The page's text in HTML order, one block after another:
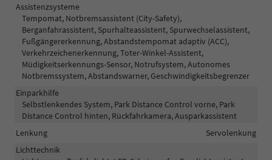
Assistenzsysteme
Tempomat, Notbremsassistent (City-Safety),
Berganfahrassistent, Spurhalteassistent, Spurwechselassistent,
Fußgängererkennung, Abstandstempomat adaptiv (ACC),
Verkehrzeichenerkennung, Toter-Winkel-Assistent,
Müdigkeitserkennungs-Sensor, Notrufsystem, Autonomes
Notbremssystem, Abstandswarner, Geschwindigkeitsbegrenzer
Einparkhilfe
Selbstlenkendes System, Park Distance Control vorne, Park
Distance Control hinten, Rückfahrkamera, Ausparkassistent
Lenkung
Servolenkung
Lichttechnik